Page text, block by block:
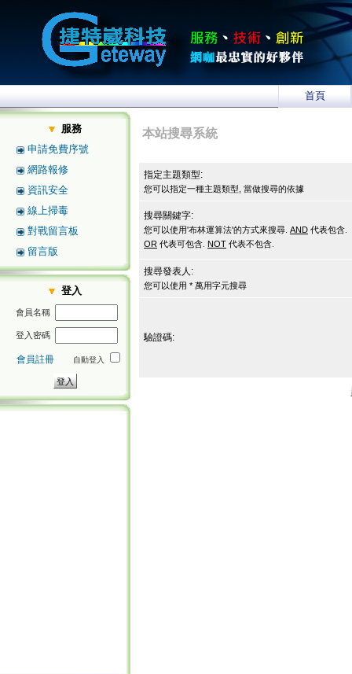
首頁
服務
申請免費序號
網路報修
資訊安全
線上掃毒
對戰留言板
留言版
登入
會員名稱
登入密碼
會員註冊 自動登入
本站搜尋系統
指定主題類型:
您可以指定一種主題類型, 當做搜尋的依據
搜尋關鍵字:
您可以使用'布林運算法'的方式來搜尋. AND 代表包含.
OR 代表可包含. NOT 代表不包含.
搜尋發表人:
您可以使用 * 萬用字元搜尋
驗證碼: